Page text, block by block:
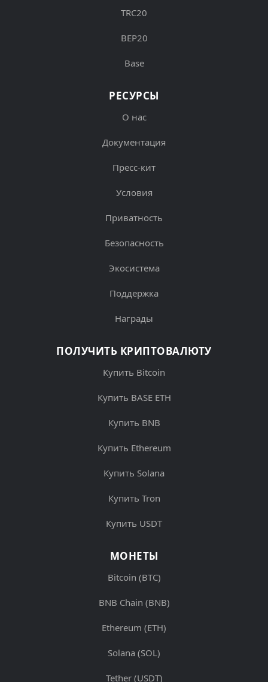
TRC20
BEP20
Base
РЕСУРСЫ
О нас
Документация
Пресс-кит
Условия
Приватность
Безопасность
Экосистема
Поддержка
Награды
ПОЛУЧИТЬ КРИПТОВАЛЮТУ
Купить Bitcoin
Купить BASE ETH
Купить BNB
Купить Ethereum
Купить Solana
Купить Tron
Купить USDT
МОНЕТЫ
Bitcoin (BTC)
BNB Chain (BNB)
Ethereum (ETH)
Solana (SOL)
Tether (USDT)